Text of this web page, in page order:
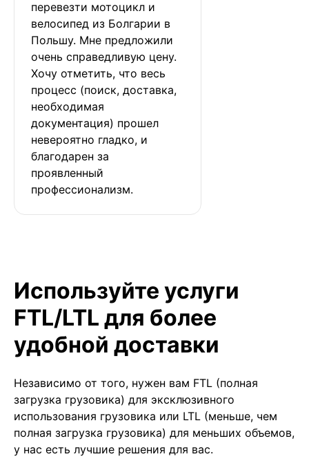
перевезти мотоцикл и
велосипед из Болгарии в
Польшу. Мне предложили
очень справедливую цену.
Хочу отметить, что весь
процесс (поиск, доставка,
необходимая
документация) прошел
невероятно гладко, и
благодарен за
проявленный
профессионализм.
Используйте услуги
FTL/LTL для более
удобной доставки
Независимо от того, нужен вам FTL (полная
загрузка грузовика) для эксклюзивного
использования грузовика или LTL (меньше, чем
полная загрузка грузовика) для меньших объемов,
у нас есть лучшие решения для вас.